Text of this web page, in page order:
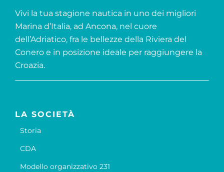
Vivi la tua stagione nautica in uno dei migliori
Marina d’Italia, ad Ancona, nel cuore
dell’Adriatico, fra le bellezze della Riviera del
Conero e in posizione ideale per raggiungere la
Croazia.
LA SOCIETÀ
Storia
CDA
Modello organizzativo 231